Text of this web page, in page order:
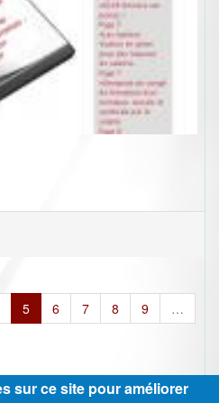
5 6 7 8 9
…
sur ce site pour améliorer